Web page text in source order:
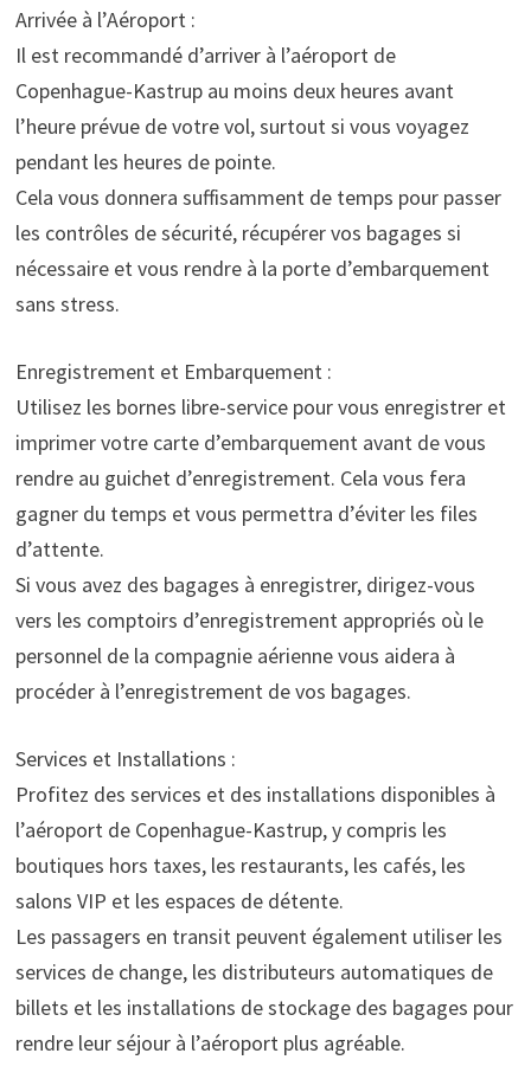
Arrivée à l’Aéroport :
Il est recommandé d’arriver à l’aéroport de
Copenhague-Kastrup au moins deux heures avant
l’heure prévue de votre vol, surtout si vous voyagez
pendant les heures de pointe.
Cela vous donnera suffisamment de temps pour passer
les contrôles de sécurité, récupérer vos bagages si
nécessaire et vous rendre à la porte d’embarquement
sans stress.
Enregistrement et Embarquement :
Utilisez les bornes libre-service pour vous enregistrer et
imprimer votre carte d’embarquement avant de vous
rendre au guichet d’enregistrement. Cela vous fera
gagner du temps et vous permettra d’éviter les files
d’attente.
Si vous avez des bagages à enregistrer, dirigez-vous
vers les comptoirs d’enregistrement appropriés où le
personnel de la compagnie aérienne vous aidera à
procéder à l’enregistrement de vos bagages.
Services et Installations :
Profitez des services et des installations disponibles à
l’aéroport de Copenhague-Kastrup, y compris les
boutiques hors taxes, les restaurants, les cafés, les
salons VIP et les espaces de détente.
Les passagers en transit peuvent également utiliser les
services de change, les distributeurs automatiques de
billets et les installations de stockage des bagages pour
rendre leur séjour à l’aéroport plus agréable.